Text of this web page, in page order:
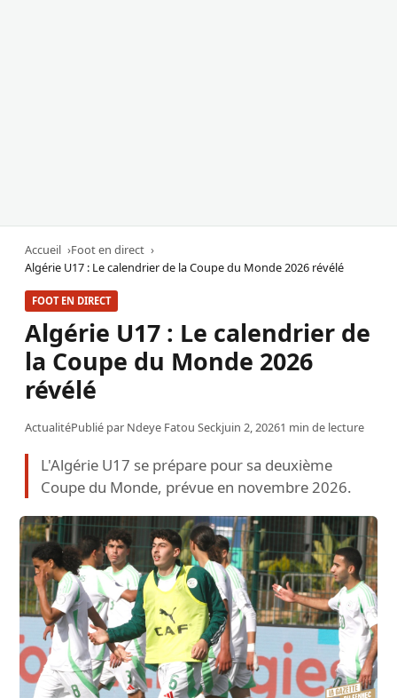
Accueil
Foot en direct
Algérie U17 : Le calendrier de la Coupe du Monde 2026 révélé
FOOT EN DIRECT
Algérie U17 : Le calendrier de
la Coupe du Monde 2026
révélé
ActualitéPublié par Ndeye Fatou Seckjuin 2, 20261 min de lecture
L'Algérie U17 se prépare pour sa deuxième
Coupe du Monde, prévue en novembre 2026.